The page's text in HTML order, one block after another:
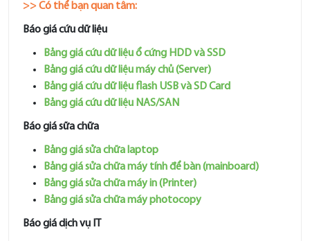
>> Có thể bạn quan tâm:
Báo giá cứu dữ liệu
Bảng giá cứu dữ liệu ổ cứng HDD và SSD
Bảng giá cứu dữ liệu máy chủ (Server)
Bảng giá cứu dữ liệu flash USB và SD Card
Bảng giá cứu dữ liệu NAS/SAN
Báo giá sữa chữa
Bảng giá sửa chữa laptop
Bảng giá sửa chữa máy tính để bàn (mainboard)
Bảng giá sửa chữa máy in (Printer)
Bảng giá sửa chữa máy photocopy
Báo giá dịch vụ IT